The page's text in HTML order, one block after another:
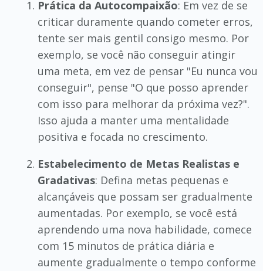
Prática da Autocompaixão: Em vez de se
criticar duramente quando cometer erros,
tente ser mais gentil consigo mesmo. Por
exemplo, se você não conseguir atingir
uma meta, em vez de pensar "Eu nunca vou
conseguir", pense "O que posso aprender
com isso para melhorar da próxima vez?".
Isso ajuda a manter uma mentalidade
positiva e focada no crescimento.
Estabelecimento de Metas Realistas e
Gradativas: Defina metas pequenas e
alcançáveis que possam ser gradualmente
aumentadas. Por exemplo, se você está
aprendendo uma nova habilidade, comece
com 15 minutos de prática diária e
aumente gradualmente o tempo conforme